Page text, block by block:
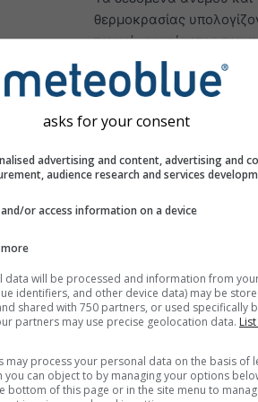
θερμοκρασίας
τον μέσο υψόμετρο του
πλέγματος. Επομένως, οι
θερμοκρασίες για βουνά
κάπως από τα δεδομένα
Μπορείτε να βρείτε το
συντεταγμένες.
έναν μήνα υπάρχουν
αθροίσματα για
μέγιστες και μέσες τιμές.
υπάρχουν μηνιαίες
asks for your consent
advertising and content, advertising and
audience research and services
or access information on a device
data will be processed and information from
identifiers, and other device data) may be
shared with 750 partners, or used specifically
partners may use precise geolocation data.
may process your personal data on the basis of
you can object to by managing your options
bottom of this page or in the site menu to